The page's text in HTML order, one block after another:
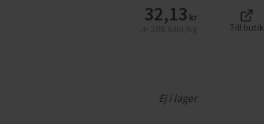
32,13 kr
Till butik
Ej i lager